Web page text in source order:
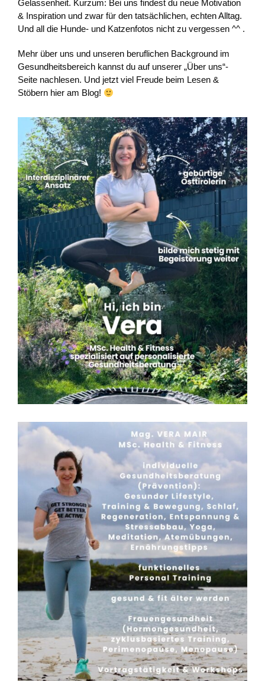
Gelassenheit. Kurzum: Bei uns findest du neue Motivation
& Inspiration und zwar für den tatsächlichen, echten Alltag.
Und all die Hunde- und Katzenfotos nicht zu vergessen ^^ .
Mehr über uns und unseren beruflichen Background im
Gesundheitsbereich kannst du auf unserer „Über uns“-
Seite nachlesen. Und jetzt viel Freude beim Lesen &
Stöbern hier am Blog!